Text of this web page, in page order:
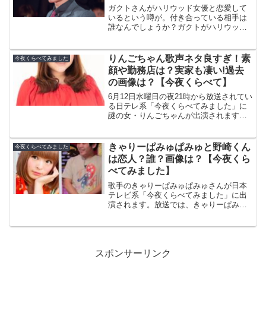
ガクトさんがハリウッド女優と恋愛して
いるという噂が。付き合っている相手は
誰なんでしょうか？ガクトがハリウッド
Wikipedia名前 GACKT（ガクト）本
名 大城 ガク...
今夜くらべてみました
りんごちゃん歌声ネタ良すぎ！素
顔や勤務店は？実家も凄い!過去
の画像は？【今夜くらべて】
6月12日水曜日の夜21時から放送されてい
る日テレ系「今夜くらべてみました」に
謎の女・りんごちゃんが出演されます。
した顔から想像がつかない歌声に、一瞬
頭が追いつかなくな...
今夜くらべてみました
きゃりーぱみゅぱみゅと野崎くん
は恋人？誰？画像は？【今夜くら
べてみました】
歌手のきゃりーぱみゅぱみゅさんが日本
テレビ系「今夜くらべてみました」に出
演されます。放送では、きゃりーぱみゅ
スポンサーリンク